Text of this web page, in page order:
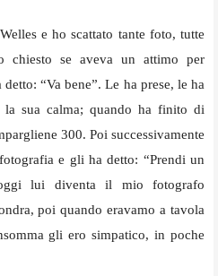
e ho scattato tante foto, tutte
chiesto se aveva un attimo per
“Va bene”. Le ha prese, le ha
la sua calma; quando ha finito di
300. Poi successivamente
e gli ha detto: “Prendi un
lui diventa il mio fotografo
poi quando eravamo a tavola
gli ero simpatico, in poche